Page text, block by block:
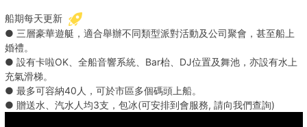
船期每天更新
● 三層豪華遊艇，適合舉辦不同類型派對活動及公司聚會，甚至船上
婚禮。
● 設有卡啦OK、全船音響系統、Bar枱、DJ位置及舞池，亦設有水上
充氣滑梯。
● 最多可容納40人，可於市區多個碼頭上船。
● 贈送水、汽水人均3支，包冰(可安排到會服務, 請向我們查詢)